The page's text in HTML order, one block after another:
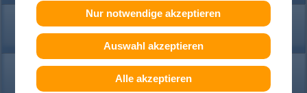
Nur notwendige akzeptieren
Auswahl akzeptieren
Alle akzeptieren
PRAXIS
KONTAKT